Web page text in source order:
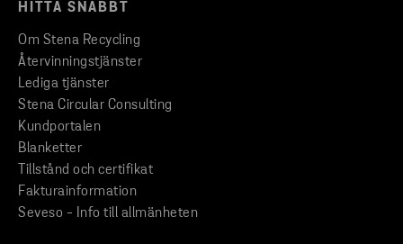
HITTA SNABBT
Om Stena Recycling
Återvinningstjänster
Lediga tjänster
Stena Circular Consulting
Kundportalen
Blanketter
Tillstånd och certifikat
Fakturainformation
Seveso - Info till allmänheten